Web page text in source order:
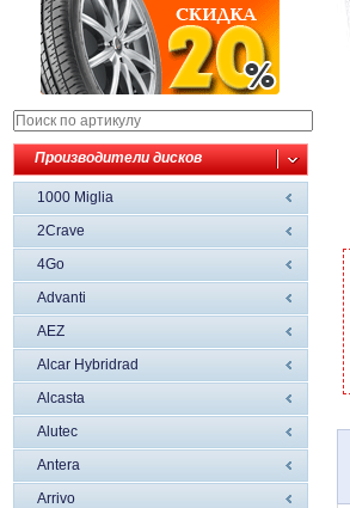
Производители дисков
1000 Miglia
2Crave
4Go
Advanti
AEZ
Alcar Hybridrad
Alcasta
Alutec
Antera
Arrivo